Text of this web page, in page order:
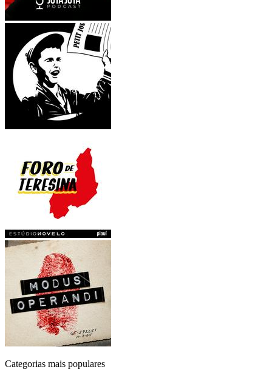
Categorias mais populares